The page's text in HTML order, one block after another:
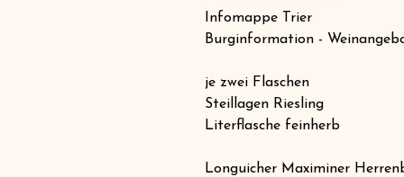
Infomappe Trier
Burginformation -
je zwei Flaschen
Steillagen Riesling
Literflasche feinherb
Longuicher Maximiner